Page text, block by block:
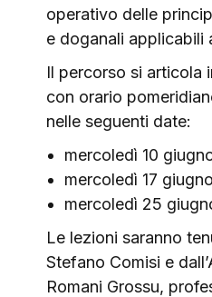
operativo delle
e doganali applicabili
Il percorso si articola
con orario
nelle seguenti date:
mercoledì 10
mercoledì 17 giugno
mercoledì 25
Le lezioni saranno
Stefano Comisi e
Romani Grossu,